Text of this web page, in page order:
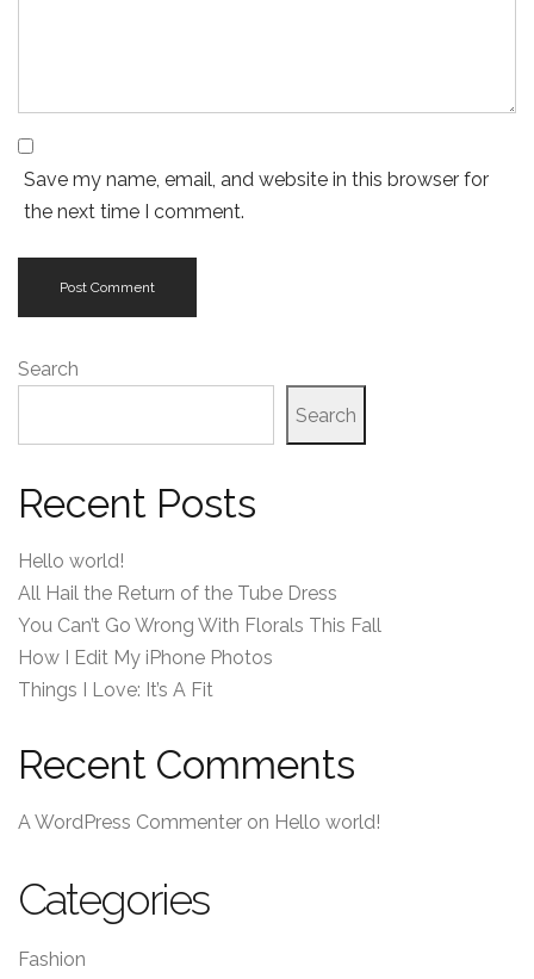
Save my name, email, and website in this browser for
the next time I comment.
Search
Search
Recent Posts
Hello world!
All Hail the Return of the Tube Dress
You Can’t Go Wrong With Florals This Fall
How I Edit My iPhone Photos
Things I Love: It’s A Fit
Recent Comments
A WordPress Commenter on Hello world!
Categories
Fashion